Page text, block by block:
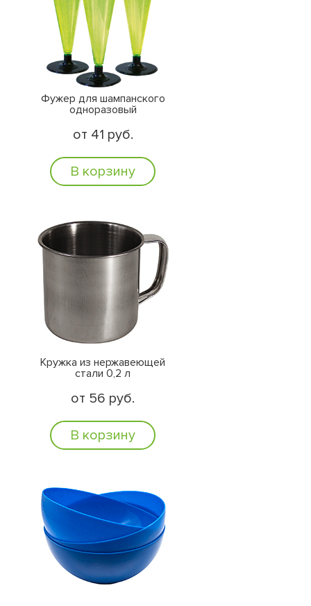
Фужер для шампанского
одноразовый
от 41 руб.
В корзину
Кружка из нержавеющей
стали 0,2 л
от 56 руб.
В корзину